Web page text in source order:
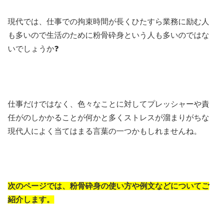
現代では、仕事での拘束時間が長くひたすら業務に励む人
も多いので生活のために粉骨砕身という人も多いのではな
いでしょうか❓
仕事だけではなく、色々なことに対してプレッシャーや責
任がのしかかることが何かと多くストレスが溜まりがちな
現代人によく当てはまる言葉の一つかもしれませんね。
次のページでは、粉骨砕身の使い方や例文などについてご
紹介します。